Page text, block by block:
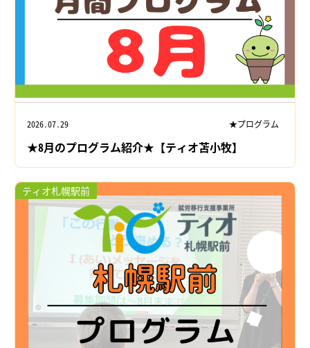
2026.07.29 ★プログラム
★8月のプログラム紹介★【ティオ苫小牧】
ティオ札幌駅前